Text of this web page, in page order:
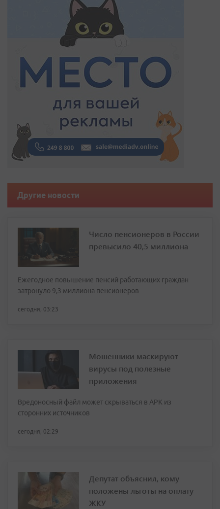
Другие новости
Число пенсионеров в России
превысило 40,5 миллиона
Ежегодное повышение пенсий работающих граждан
затронуло 9,3 миллиона пенсионеров
сегодня, 03:23
Мошенники маскируют
вирусы под полезные
приложения
Вредоносный файл может скрываться в APK из
сторонних источников
сегодня, 02:29
Депутат объяснил, кому
положены льготы на оплату
ЖКУ